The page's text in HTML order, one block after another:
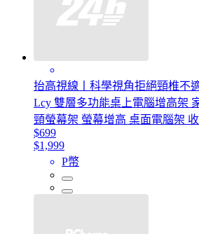
抬高視線丨科學視角拒絕頸椎不
Lcy 雙層多功能桌上電腦增高架
頸螢幕架 螢幕增高 桌面電腦架
$699
$1,999
P幣